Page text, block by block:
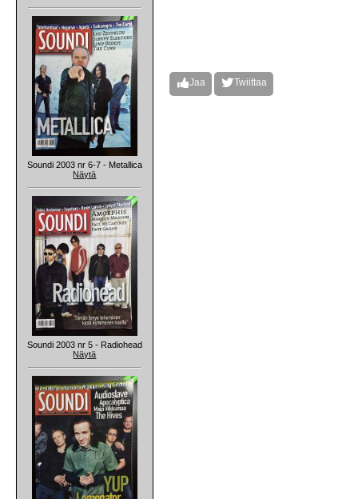
Soundi 2003 nr 6-7 - Metallica
Näytä
Soundi 2003 nr 5 - Radiohead
Näytä
Jaa Twiittaa